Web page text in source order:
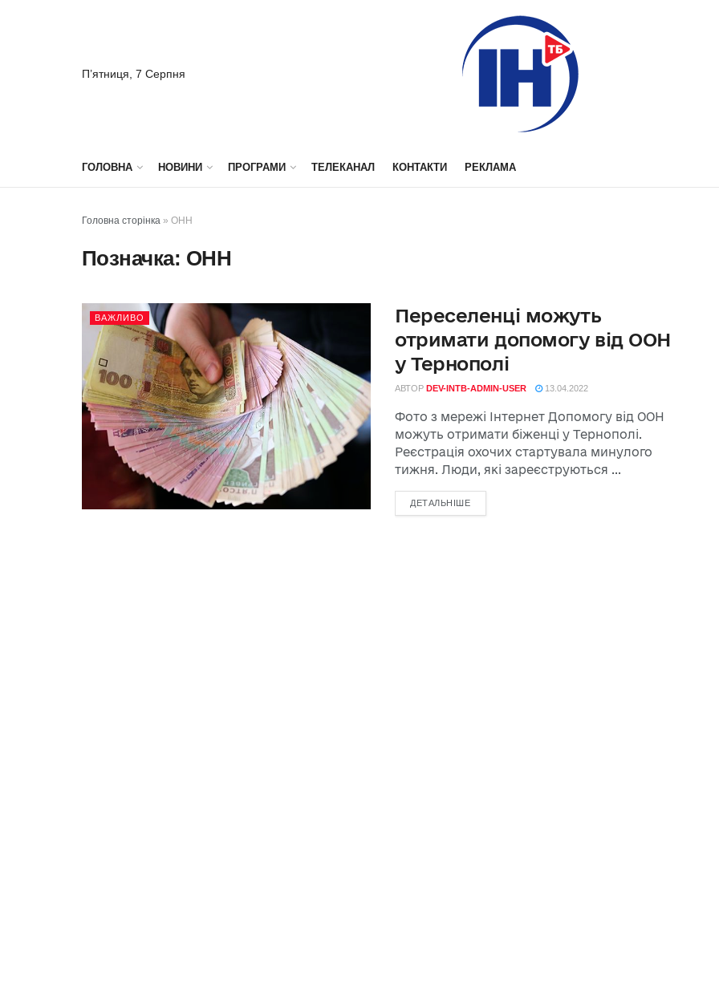
П’ятниця, 7 Серпня
ГОЛОВНА НОВИНИ ПРОГРАМИ ТЕЛЕКАНАЛ КОНТАКТИ РЕКЛАМА
Головна сторінка » ОНН
Позначка: ОНН
ВАЖЛИВО
Переселенці можуть
отримати допомогу від ООН
у Тернополі
АВТОР DEV-INTB-ADMIN-USER 13.04.2022
Фото з мережі Інтернет Допомогу від ООН
можуть отримати біженці у Тернополі.
Реєстрація охочих стартувала минулого
тижня. Люди, які зареєструються ...
ДЕТАЛЬНІШЕ